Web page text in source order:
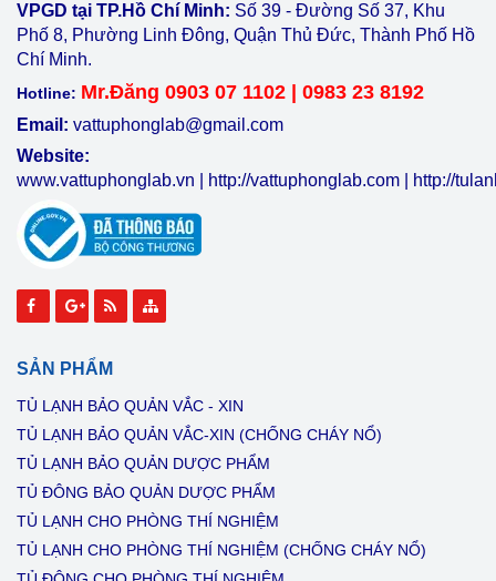
VPGD tại TP.Hồ Chí Minh: Số 39 - Đường Số 37, Khu
Phố 8, Phường Linh Đông, Quận Thủ Đức, Thành Phố Hồ
Chí Minh.
Hotline: Mr.Đăng 0903 07 1102 | 0983 23 8192
Email: vattuphonglab@gmail.com
Website:
www.vattuphonglab.vn
http://vattuphonglab.com http://
SẢN PHẨM
TỦ LẠNH BẢO QUẢN VẮC - XIN
TỦ LẠNH BẢO QUẢN VẮC-XIN (CHỐNG CHÁY NỔ)
TỦ LẠNH BẢO QUẢN DƯỢC PHẨM
TỦ ĐÔNG BẢO QUẢN DƯỢC PHẨM
TỦ LẠNH CHO PHÒNG THÍ NGHIỆM
TỦ LẠNH CHO PHÒNG THÍ NGHIỆM (CHỐNG CHÁY NỔ)